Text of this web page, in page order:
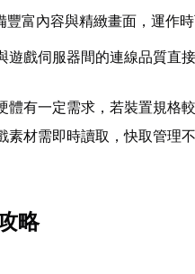
富內容與精緻畫面，運作
遊戲伺服器間的連線品質直
體有一定需求，若裝置規格
素材需即時讀取，快取管理
略